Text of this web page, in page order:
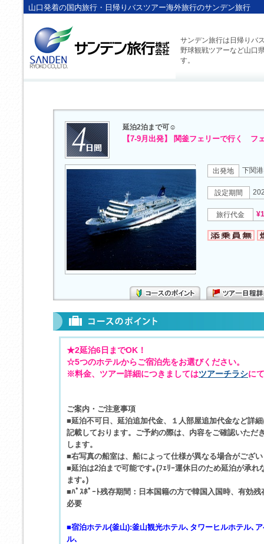
山口発着の国内旅行・日帰りバスツアー海外旅行のサンデン旅行
サンデン旅行は日帰りバ
野球観戦ツアーなど山口
す。
延泊2泊まで可☺
【7-9月出発】 関釜フェリーで行く フ
出発地 下関
設定期間
旅行代金
★2延泊6日までOK！
☆5つのホテルからご宿泊先をお選びください。
※料金、ツアー詳細につきましてはツアーチラシに
ご案内・ご注意事項
■延泊不可日、延泊追加代金、１人部屋追加代金など詳
記載しております。ご予約の際は、内容をご確認いただ
します。
■右写真の船室は、船によって仕様が異なる場合がござ
■延泊は2泊まで可能です｡(ﾌｪﾘｰ運休日のため延泊が承れ
ます｡)
■ﾊﾟｽﾎﾟｰﾄ残存期間：日本国籍の方で韓国入国時、有効残
必要
■宿泊ホテル(釜山):釜山観光ホテル､タワーヒルホテル､
ル､